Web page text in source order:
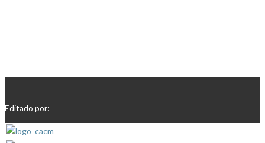
Editado por: